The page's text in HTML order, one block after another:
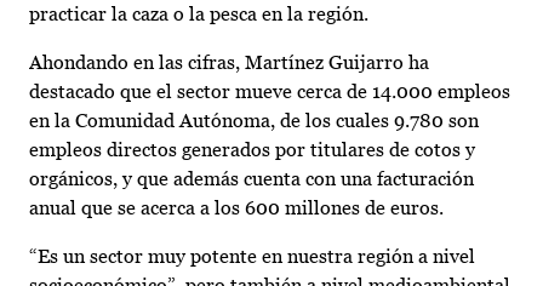
practicar la caza o la pesca en la región.
Ahondando en las cifras, Martínez Guijarro ha
destacado que el sector mueve cerca de 14.000 empleos
en la Comunidad Autónoma, de los cuales 9.780 son
empleos directos generados por titulares de cotos y
orgánicos, y que además cuenta con una facturación
anual que se acerca a los 600 millones de euros.
“Es un sector muy potente en nuestra región a nivel